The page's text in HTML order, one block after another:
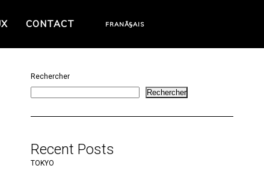
CONTACT FRANÃ§AIS
Rechercher
Rechercher
Recent Posts
TOKYO